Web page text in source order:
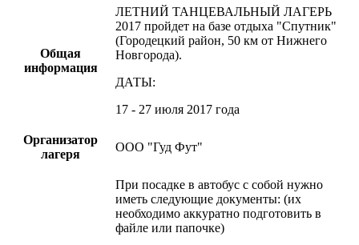
Общая
информация
ЛЕТНИЙ ТАНЦЕВАЛЬНЫЙ ЛАГЕРЬ
2017 пройдет на базе отдыха "Спутник"
(Городецкий район, 50 км от Нижнего
Новгорода).
ДАТЫ:
17 - 27 июля 2017 года
Организатор
лагеря
ООО "Гуд Фут"
При посадке в автобус с собой нужно
иметь следующие документы: (их
необходимо аккуратно подготовить в
файле или папочке)